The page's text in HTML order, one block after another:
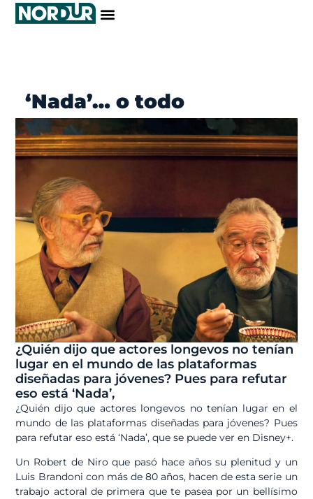
‘Nada’… o todo
¿Quién dijo que actores longevos no tenían
lugar en el mundo de las plataformas
diseñadas para jóvenes? Pues para refutar
eso está ‘Nada’,
¿Quién dijo que actores longevos no tenían lugar en el
mundo de las plataformas diseñadas para jóvenes? Pues
para refutar eso está ‘Nada’, que se puede ver en Disney+.
Un Robert de Niro que pasó hace años su plenitud y un
Luis Brandoni con más de 80 años, hacen de esta serie un
trabajo actoral de primera que te pasea por un bellísimo